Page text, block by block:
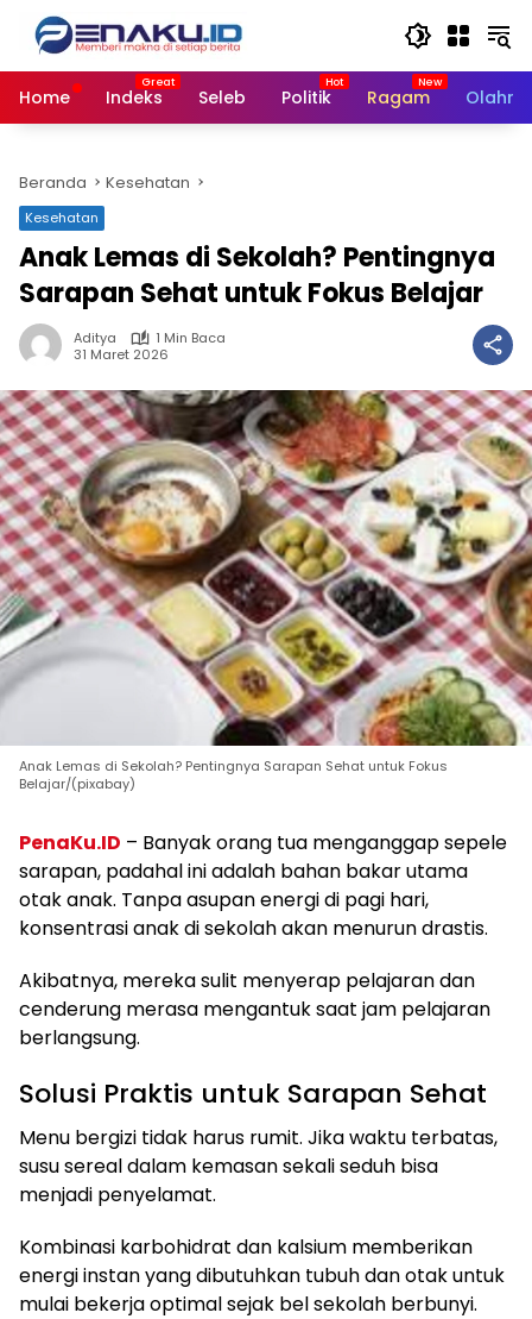
Langsung
konten
Home
Indeks Seleb Politik Ragam
Beranda Kesehatan
Kesehatan
Anak Lemas di Sekolah? Pentingnya
Sarapan Sehat untuk Fokus Belajar
Aditya
1 Min Baca
31 Maret 2026
Anak Lemas di Sekolah? Pentingnya Sarapan Sehat untuk Fokus
Belajar/(pixabay)
PenaKu.ID – Banyak orang tua menganggap sepele
sarapan, padahal ini adalah bahan bakar utama
otak anak. Tanpa asupan energi di pagi hari,
konsentrasi anak di sekolah akan menurun drastis.
Akibatnya, mereka sulit menyerap pelajaran dan
cenderung merasa mengantuk saat jam pelajaran
berlangsung.
Solusi Praktis untuk Sarapan Sehat
Menu bergizi tidak harus rumit. Jika waktu terbatas,
susu sereal dalam kemasan sekali seduh bisa
menjadi penyelamat.
Kombinasi karbohidrat dan kalsium memberikan
energi instan yang dibutuhkan tubuh dan otak untuk
mulai bekerja optimal sejak bel sekolah berbunyi.